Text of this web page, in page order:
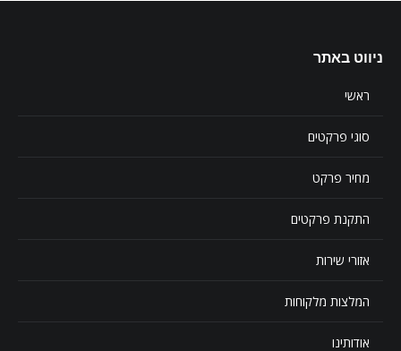
ניווט באתר
ראשי
סוגי פרקטים
מחיר פרקט
התקנת פרקטים
אזורי שירות
המלצות מלקוחות
אודותינו